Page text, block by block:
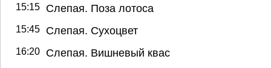
15:15 Слепая. Поза лотоса
15:45 Слепая. Сухоцвет
16:20 Слепая. Вишневый квас